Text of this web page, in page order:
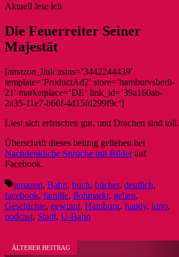
Aktuell lese ich
Die Feuerreiter Seiner
Majestät
[amazon_link asins=’3442244439′
template=’ProductAd2′ store=’hamburvsberli-
21′ marketplace=’DE‘ link_id=’39a160ab-
2a35-11e7-b66f-4d15fd299f9c‘]
Liest sich erfrischen gut, und Drachen sind toll.
Überschrift dieses beitrag geliehen bei
Nachdenkliche Sprüche mit Bilderauf
Facebook.
Schlagwörter
amazon, Bahn, buch, bücher, deutlich,
facebook, familie, flohmarkt, gehen,
Geschichte, gewinnt, Hamburg, handy, kino,
podcast, Stadt, U-Bahn
ÄLTERER BEITRAG